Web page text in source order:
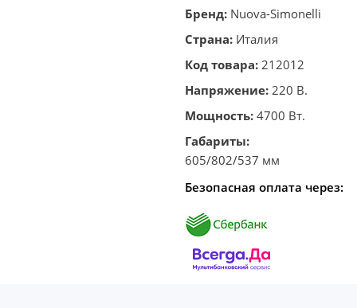
корзину
в один
клик
Бренд: Nuova-Simonelli
Страна: Италия
Код товара: 212012
Напряжение: 220 В.
Мощность: 4700 Вт.
Габариты:
605/802/537 мм
Безопасная оплата через: